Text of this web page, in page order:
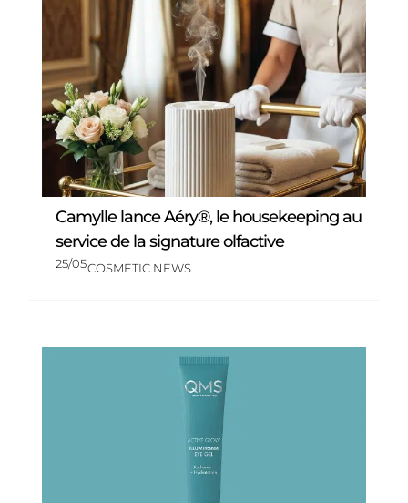
Camylle lance Aéry®, le housekeeping au
service de la signature olfactive
25/05COSMETIC NEWS